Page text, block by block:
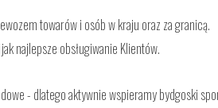
towarów i osób w kraju oraz za granicą.
najlepsze obsługiwanie Klientów.
- dlatego aktywnie wspieramy bydgoski